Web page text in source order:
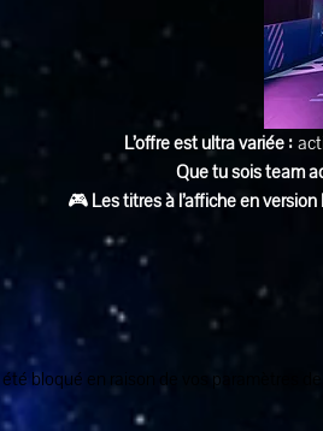
L’offre est ultra variée :
Que tu sois team
🎮 Les titres à l’affiche en
bloqué en raison de vos paramètres